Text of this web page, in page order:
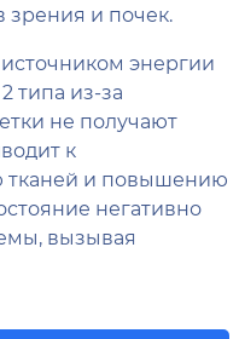
зрения и почек.
энергии
типа из-за
не получают
к
тканей и повышению
негативно
вызывая